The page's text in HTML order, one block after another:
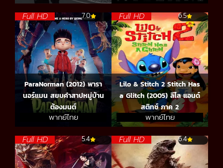
Full HD 7.0
ParaNorman (2012) พารา
นอร์แมน สยบคำสาปหมู่บ้าน
ต้องมนต์
พากย์ไทย
Full HD 6.5
Lilo & Stitch 2 Stitch Has
a Glitch (2005) ลีโล แอนด์
สติทช์ ภาค 2
พากย์ไทย
Full HD 5.4 Full HD 6.4